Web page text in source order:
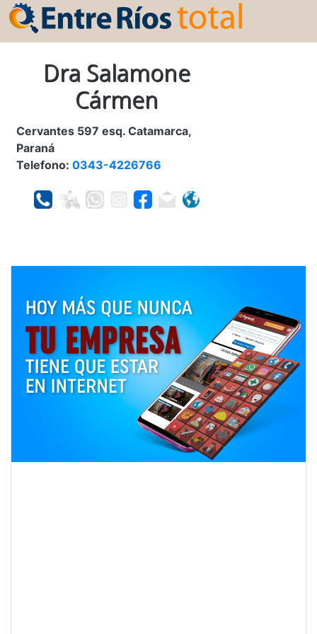
Dra Salamone
Cármen
Cervantes 597 esq. Catamarca,
Paraná
Telefono: 0343-4226766